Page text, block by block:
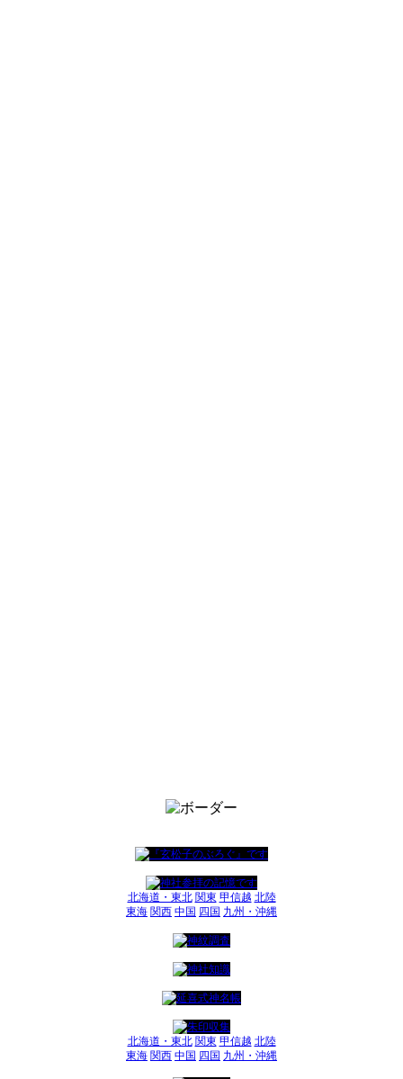
北海道・東北 関東 甲信越 北陸
東海 関西 中国 四国 九州・沖縄
北海道・東北 関東 甲信越 北陸
東海 関西 中国 四国 九州・沖縄